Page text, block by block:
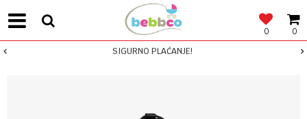
0
0
SIGURNO PLAĆANJE!